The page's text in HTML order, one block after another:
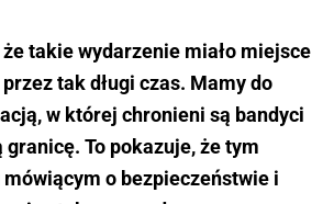
takie wydarzenie miało miejsce
tak długi czas. Mamy do
w której chronieni są bandyci
To pokazuje, że tym
mówiącym o bezpieczeństwie i